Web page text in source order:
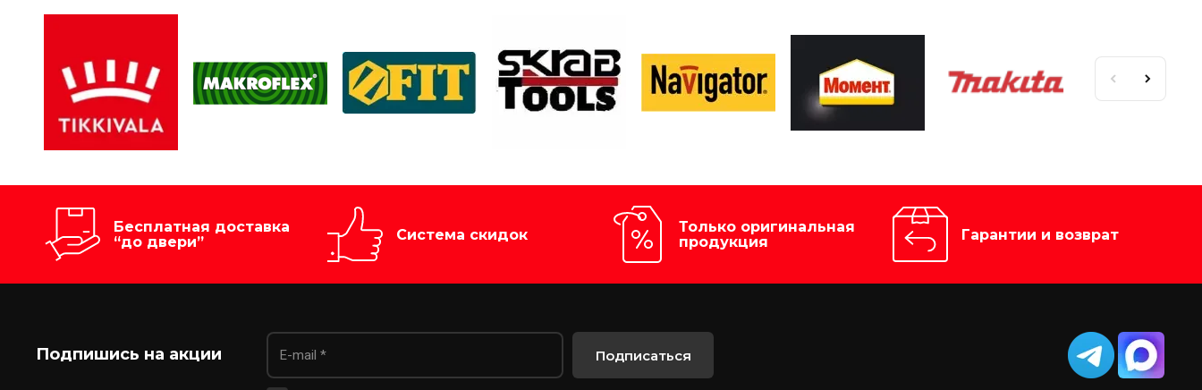
Бесплатная доставка
“до двери”
Система скидок
Только оригинальная
продукция
Гарантии и возврат
Подпишись на акции Подписаться